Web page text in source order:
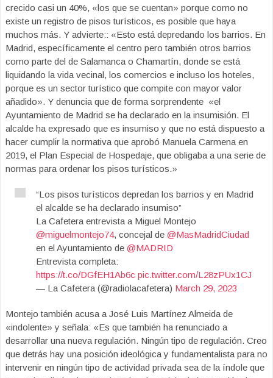
crecido casi un 40%, «los que se cuentan» porque como no
existe un registro de pisos turísticos, es posible que haya
muchos más. Y advierte:: «Esto está depredando los barrios. En
Madrid, específicamente el centro pero también otros barrios
como parte del de Salamanca o Chamartín, donde se está
liquidando la vida vecinal, los comercios e incluso los hoteles,
porque es un sector turístico que compite con mayor valor
añadido». Y denuncia que de forma sorprendente «el
Ayuntamiento de Madrid se ha declarado en la insumisión. El
alcalde ha expresado que es insumiso y que no está dispuesto a
hacer cumplir la normativa que aprobó Manuela Carmena en
2019, el Plan Especial de Hospedaje, que obligaba a una serie de
normas para ordenar los pisos turísticos.»
“Los pisos turísticos depredan los barrios y en Madrid
el alcalde se ha declarado insumiso”
La Cafetera entrevista a Miguel Montejo
@miguelmontejo74, concejal de @MasMadridCiudad
en el Ayuntamiento de @MADRID
Entrevista completa:
https://t.co/DGfEH1Ab6c pic.twitter.com/L28zPUx1CJ
— La Cafetera (@radiolacafetera) March 29, 2023
Montejo también acusa a José Luis Martínez Almeida de
«indolente» y señala: «Es que también ha renunciado a
desarrollar una nueva regulación. Ningún tipo de regulación. Creo
que detrás hay una posición ideológica y fundamentalista para no
intervenir en ningún tipo de actividad privada sea de la índole que